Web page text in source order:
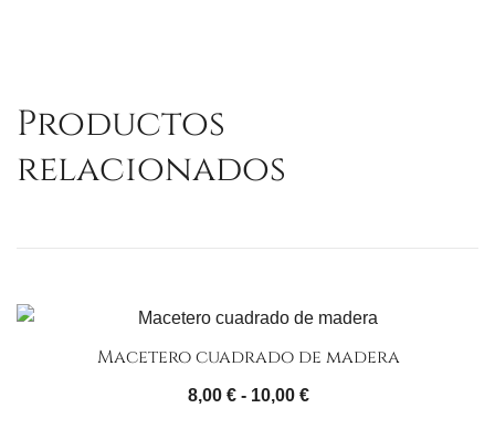
Productos
relacionados
Macetero cuadrado de madera
8,00 € - 10,00 €Rango